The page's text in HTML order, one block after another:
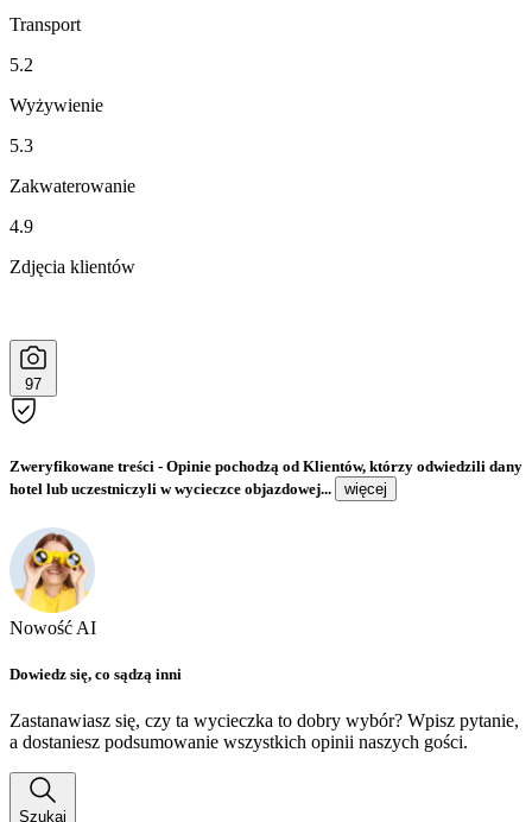
Transport
5.2
Wyżywienie
5.3
Zakwaterowanie
4.9
Zdjęcia klientów
97
Zweryfikowane treści - Opinie pochodzą od Klientów, którzy odwiedzili dany
hotel lub uczestniczyli w wycieczce objazdowej...
więcej
Nowość AI
Dowiedz się, co sądzą inni
Zastanawiasz się, czy ta wycieczka to dobry wybór? Wpisz pytanie,
a dostaniesz podsumowanie wszystkich opinii naszych gości.
Szukaj